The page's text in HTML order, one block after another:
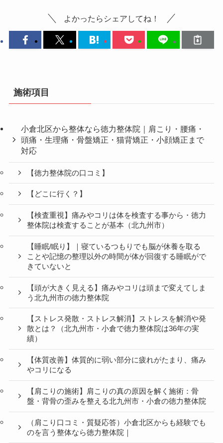
よかったらシェアしてね！
施術項目
小倉北区から整体なら徳力整体院｜肩こり・腰痛・
頭痛・生理痛・骨盤矯正・猫背矯正・小顔矯正まで
対応
【徳力整体院の口コミ】
【どこに行く？】
【検査重視】痛みやコリは体を検査する事から・徳力
整体院は検査することが基本（北九州市）
【睡眠/眠り】｜寝ているつもりでも脳が休養を取る
ことや記憶の整理以外の時間が体が回復する睡眠がで
きていないと
【頭が大きく見える】痛みやコリは頭まで変えてしま
う北九州市の徳力整体院
【ストレス発散・ストレス解消】ストレスを解消や発
散とは？（北九州市・小倉で徳力整体院は36年の実
績）
【体質改善】体質的に弱い部分に疲れがたまり、痛み
やコリになる
【肩こりの施術】肩こりの真の原因を解く施術：骨
盤・背骨の歪みを整える北九州市・小倉の徳力整体院
（肩こり口コミ・質疑応答）小倉北区からも経験でも
のを言う整体なら徳力整体院｜